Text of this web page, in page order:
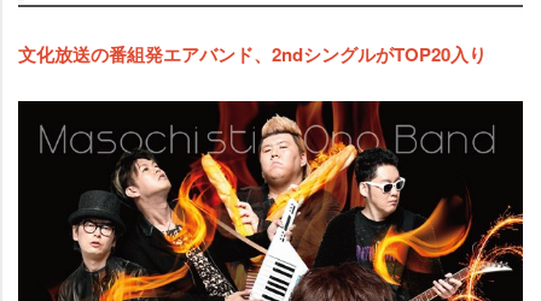
文化放送の番組発エアバンド、2ndシングルがTOP20入り